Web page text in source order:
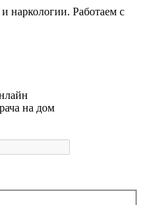
наркологии. Работаем с
на дом